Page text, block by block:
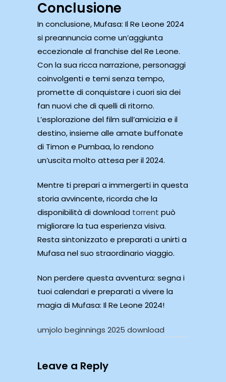
Conclusione
In conclusione, Mufasa: Il Re Leone 2024
si preannuncia come un’aggiunta
eccezionale al franchise del Re Leone.
Con la sua ricca narrazione, personaggi
coinvolgenti e temi senza tempo,
promette di conquistare i cuori sia dei
fan nuovi che di quelli di ritorno.
L’esplorazione del film sull’amicizia e il
destino, insieme alle amate buffonate
di Timon e Pumbaa, lo rendono
un’uscita molto attesa per il 2024.
Mentre ti prepari a immergerti in questa
storia avvincente, ricorda che la
disponibilità di download torrent può
migliorare la tua esperienza visiva.
Resta sintonizzato e preparati a unirti a
Mufasa nel suo straordinario viaggio.
Non perdere questa avventura: segna i
tuoi calendari e preparati a vivere la
magia di Mufasa: Il Re Leone 2024!
umjolo beginnings 2025 download
Leave a Reply